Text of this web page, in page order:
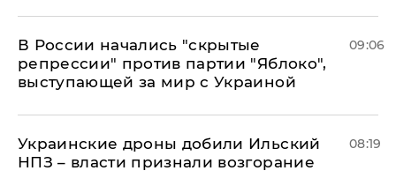
В России начались "скрытые
репрессии" против партии "Яблоко",
выступающей за мир с Украиной
09:06
Украинские дроны добили Ильский
НПЗ – власти признали возгорание
08:19